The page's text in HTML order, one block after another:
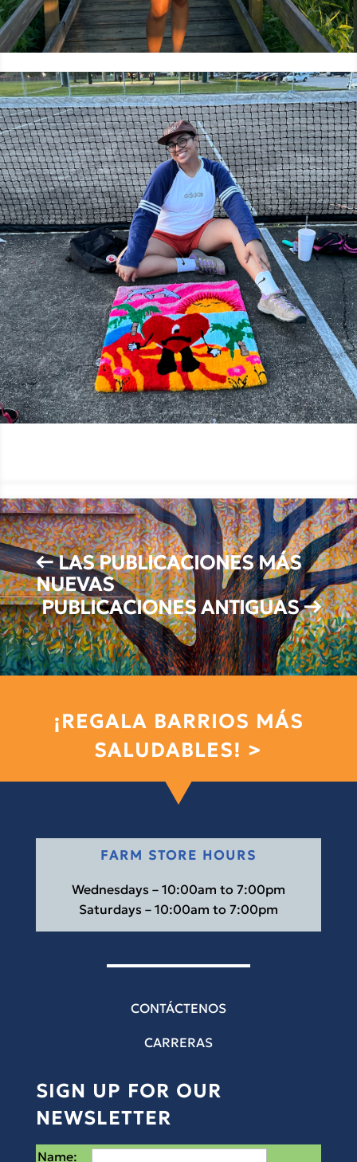
←LAS PUBLICACIONES MÁS
NUEVAS
PUBLICACIONES ANTIGUAS→
¡REGALA BARRIOS MÁS
SALUDABLES! >
FARM STORE HOURS
Wednesdays – 10:00am to 7:00pm
Saturdays – 10:00am to 7:00pm
CONTÁCTENOS
CARRERAS
SIGN UP FOR OUR
NEWSLETTER
Name: